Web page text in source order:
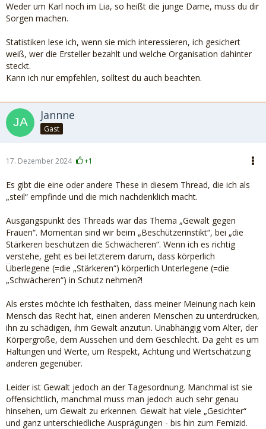
Weder um Karl noch im Lia, so heißt die junge Dame, muss du dir
Sorgen machen.
Statistiken lese ich, wenn sie mich interessieren, ich gesichert
weiß, wer die Ersteller bezahlt und welche Organisation dahinter
steckt.
Kann ich nur empfehlen, solltest du auch beachten.
Jannne
Gast
17. Dezember 2024 +1
Es gibt die eine oder andere These in diesem Thread, die ich als
„steil“ empfinde und die mich nachdenklich macht.
Ausgangspunkt des Threads war das Thema „Gewalt gegen
Frauen“. Momentan sind wir beim „Beschützerinstikt“, bei „die
Stärkeren beschützen die Schwächeren“. Wenn ich es richtig
verstehe, geht es bei letzterem darum, dass körperlich
Überlegene (=die „Stärkeren“) körperlich Unterlegene (=die
„Schwächeren“) in Schutz nehmen?!
Als erstes möchte ich festhalten, dass meiner Meinung nach kein
Mensch das Recht hat, einen anderen Menschen zu unterdrücken,
ihn zu schädigen, ihm Gewalt anzutun. Unabhängig vom Alter, der
Körpergröße, dem Aussehen und dem Geschlecht. Da geht es um
Haltungen und Werte, um Respekt, Achtung und Wertschätzung
anderen gegenüber.
Leider ist Gewalt jedoch an der Tagesordnung. Manchmal ist sie
offensichtlich, manchmal muss man jedoch auch sehr genau
hinsehen, um Gewalt zu erkennen. Gewalt hat viele „Gesichter“
und ganz unterschiedliche Ausprägungen - bis hin zum Femizid.